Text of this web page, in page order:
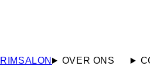
OVER ONS